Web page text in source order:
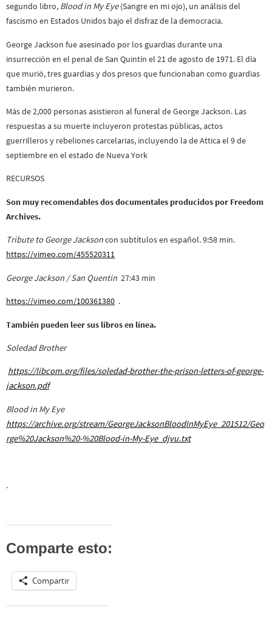
segundo libro, Blood in My Eye(Sangre en mi ojo), un análisis del
fascismo en Estados Unidos bajo el disfraz de la democracia.
George Jackson fue asesinado por los guardias durante una
insurrección en el penal de San Quintín el 21 de agosto de 1971. El día
que murió, tres guardias y dos presos que funcionaban como guardias
también murieron.
Más de 2,000 personas asistieron al funeral de George Jackson. Las
respuestas a su muerte incluyeron protestas públicas, actos
guerrilleros y rebeliones carcelarias, incluyendo la de Attica el 9 de
septiembre en el estado de Nueva York
RECURSOS
Son muy recomendables dos documentales producidos por Freedom
Archives.
Tribute to George Jacksoncon subtítulos en español. 9:58 min.
https://vimeo.com/455520311
George Jackson / San Quentin 27:43 min
https://vimeo.com/100361380 .
También pueden leer sus libros en línea.
Soledad Brother
https://libcom.org/files/soledad-brother-the-prison-letters-of-george-
jackson.pdf
Blood in My Eye
https://archive.org/stream/GeorgeJacksonBloodInMyEye_201512/Geo
rge%20Jackson%20-%20Blood-in-My-Eye_djvu.txt
.
Comparte esto:
Compartir